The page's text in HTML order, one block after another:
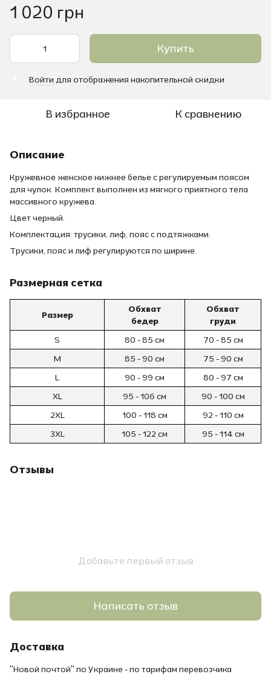
1 020 грн
Купить
Войти для отображения накопительной скидки
В избранное К сравнению
Описание
Кружевное женское нижнее белье с регулируемым поясом
для чулок. Комплект выполнен из мягкого приятного тела
массивного кружева.
Цвет черный.
Комплектация: трусики, лиф, пояс с подтяжками.
Трусики, пояс и лиф регулируются по ширине.
Размерная сетка
Размер
Обхват
бедер
Обхват
груди
S
80 - 85 см
70 - 85 см
M
85 - 90 см
75 - 90 см
L
90 - 99 см
80 - 97 см
XL
95 - 106 см
90 - 100 см
2XL
100 - 118 см
92 - 110 см
3XL
105 - 122 см 95 - 114 см
Отзывы
Добавьте первый отзыв
Написать отзыв
Доставка
"Новой почтой" по Украине - по тарифам перевозчика